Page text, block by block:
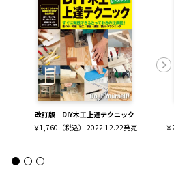
改訂版 DIY木工上達テクニック
￥1,760（税込） 2022.12.22発売